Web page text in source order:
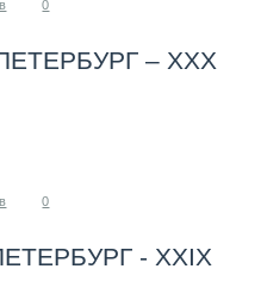
0
– XXХ
0
- ХХIХ